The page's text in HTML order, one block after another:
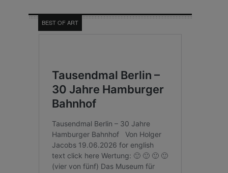
BEST OF ART